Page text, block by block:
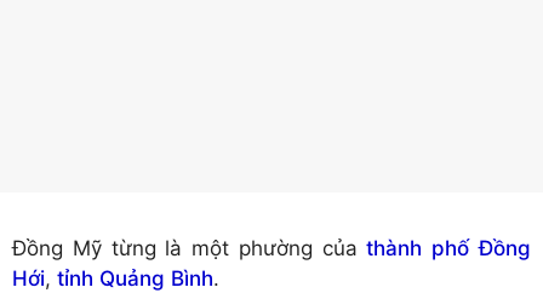
Đồng Mỹ từng là một phường củathành phố Đồng
Hới, tỉnh Quảng Bình.